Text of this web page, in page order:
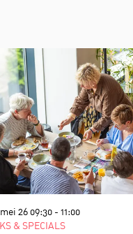
& SPECIALS
26 09:30 - 11:00